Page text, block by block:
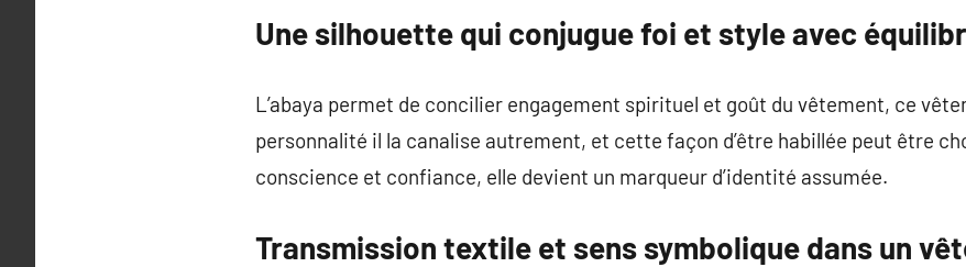
Une silhouette qui conjugue foi et style avec
L’abaya permet de concilier engagement spirituel et goût du vêtement, ce
personnalité il la canalise autrement, et cette façon d’être habillée peut être
conscience et confiance, elle devient un marqueur d’identité assumée.
Transmission textile et sens symbolique dans un